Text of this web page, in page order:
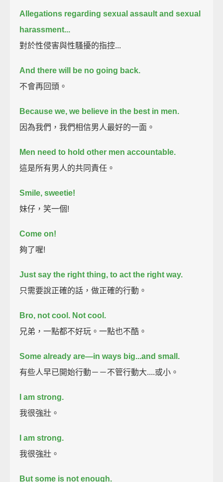
Allegations regarding sexual assault and sexual
harassment...
對於性侵害與性騷擾的指控...
And there will be no going back.
不會再回頭。
Because we, we believe in the best in men.
因為我們，我們相信男人最好的一面。
Men need to hold other men accountable.
這是所有男人的共同責任。
Smile, sweetie!
妹仔，笑一個!
Come on!
夠了喔!
Just say the right thing, to act the right way.
只需要說正確的話，做正確的行動。
Bro, not cool. Not cool.
兄弟，一點都不好玩。一點也不酷。
Some already are—in ways big...and small.
有些人早已開始行動－－不管行動大....或小。
I am strong.
我很強壯。
I am strong.
我很強壯。
But some is not enough.